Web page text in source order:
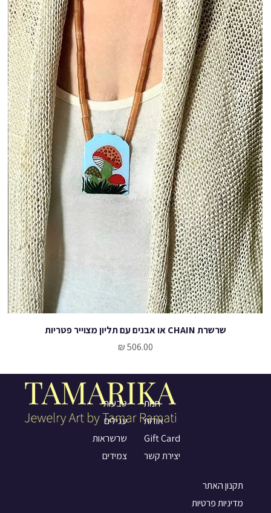
שרשרת CHAIN או אבנים עם תליון מצוייר פטריות
מחיר
טבעות
עגילים
שרשראות
צמידים
חנות
אודות
Gift Card
יצירת קשר
תקנון האתר
מדיניות פרטיות